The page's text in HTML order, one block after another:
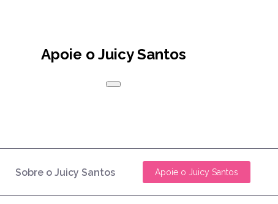
Apoie o Juicy Santos
Sobre o Juicy Santos Apoie o Juicy Santos